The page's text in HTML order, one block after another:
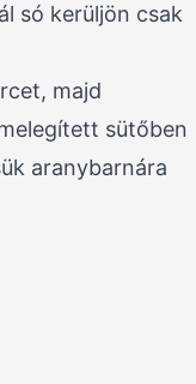
só kerüljön csak
majd
sütőben
aranybarnára